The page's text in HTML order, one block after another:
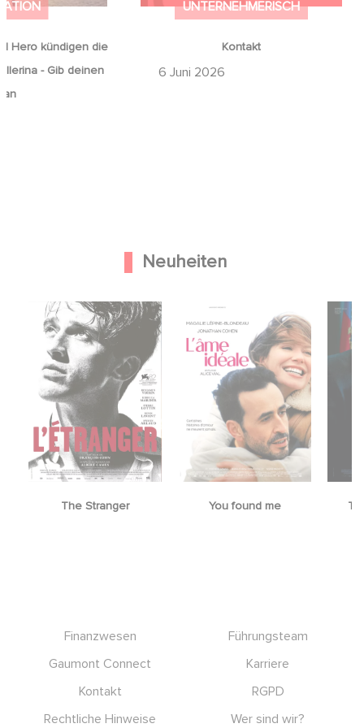
Hero kündigen die
- Gib deinen
an
UNTERNEHMERISCH
Kontakt
6 Juni 2026
Neuheiten
The Stranger You found me
Finanzwesen
Führungsteam
Gaumont Connect
Karriere
Kontakt
RGPD
Rechtliche Hinweise
Wer sind wir?